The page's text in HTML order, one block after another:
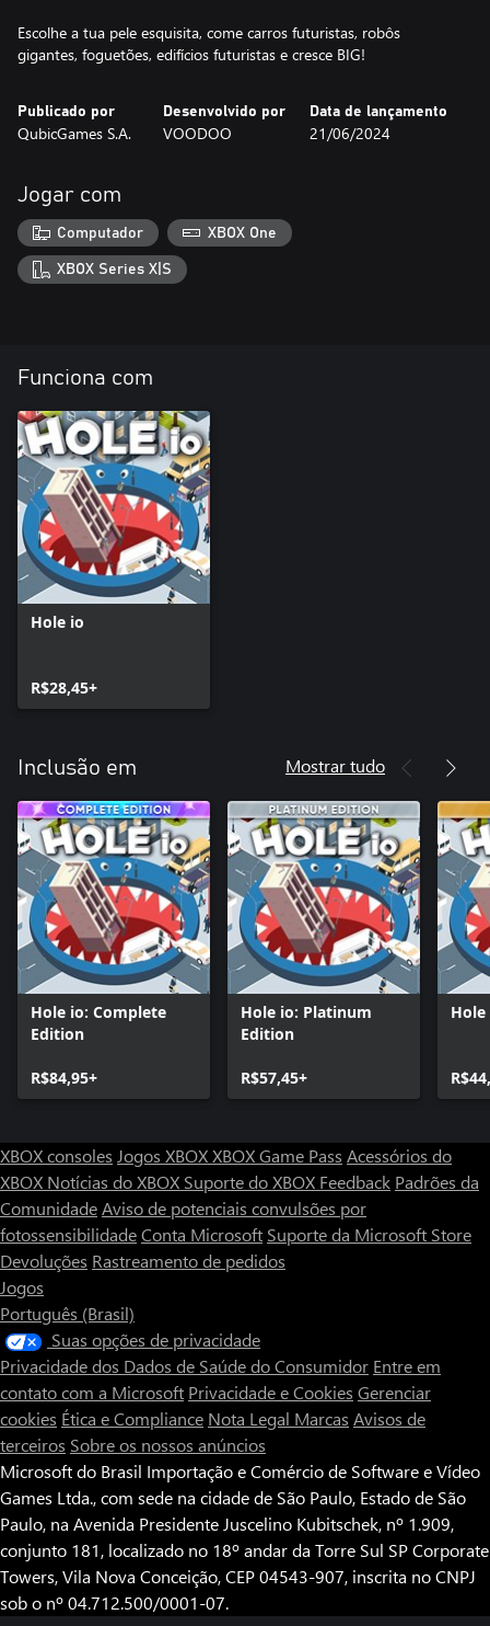
Escolhe a tua pele esquisita, come carros futuristas, robôs
gigantes, foguetões, edifícios futuristas e cresce BIG!
Publicado por
QubicGames S.A.
Desenvolvido por
VOODOO
Data de lançamento
21/06/2024
Jogar com
Computador XBOX One
XBOX Series X|S
Funciona com
Hole io
R$28,45+
Inclusão em Mostrar tudo
Hole io: Complete
Edition
R$84,95+
Hole io: Platinum
Edition
R$57,45+
XBOX consoles Jogos XBOXXBOX Game Pass Acessórios do
XBOX Notícias do XBOX Suporte do XBOX Feedback Padrões da
ComunidadeAviso de potenciais convulsões por
fotossensibilidadeConta Microsoft Suporte da Microsoft Store
Devoluções Rastreamento de pedidos
Jogos
Português (Brasil)
Suas opções de privacidade
Privacidade dos Dados de Saúde do Consumidor Entre em
contato com a Microsoft Privacidade e Cookies Gerenciar
cookies Ética e Compliance Nota Legal Marcas Avisos de
terceiros Sobre os nossos anúncios
Microsoft do Brasil Importação e Comércio de Software e Vídeo
Games Ltda., com sede na cidade de São Paulo, Estado de São
Paulo, na Avenida Presidente Juscelino Kubitschek, nº 1.909,
conjunto 181, localizado no 18º andar da Torre Sul SP Corporate
Towers, Vila Nova Conceição, CEP 04543-907, inscrita no CNPJ
sob o nº 04.712.500/0001-07.